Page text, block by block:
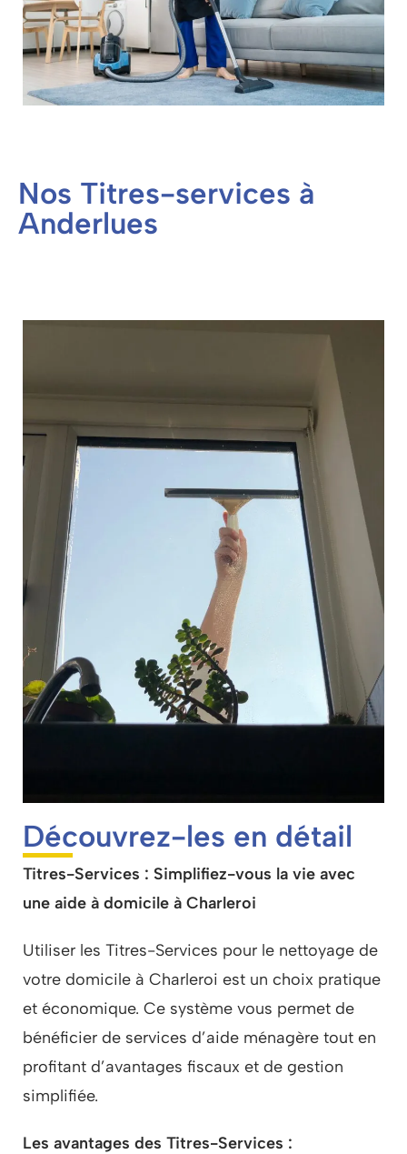
Nos Titres-services à
Anderlues
Découvrez-les en détail
Titres-Services : Simplifiez-vous la vie avec
une aide à domicile à Charleroi
Utiliser les Titres-Services pour le nettoyage de
votre domicile à Charleroi est un choix pratique
et économique. Ce système vous permet de
bénéficier de services d’aide ménagère tout en
profitant d’avantages fiscaux et de gestion
simplifiée.
Les avantages des Titres-Services :